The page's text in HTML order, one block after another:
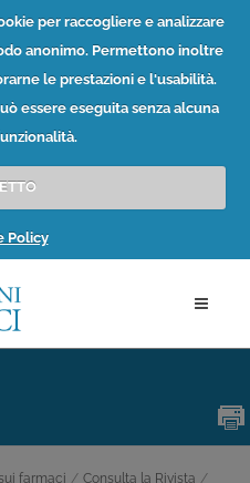
per raccogliere e analizzare
anonimo. Permettono inoltre
le prestazioni e l'usabilità.
essere eseguita senza alcuna
Policy
farmaci / Consulta la Rivista /